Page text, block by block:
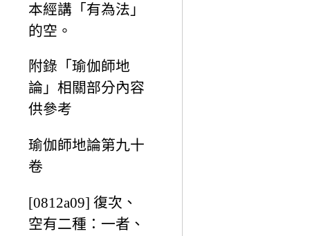
本經講「有為法」
的空。
附錄「瑜伽師地
論」相關部分內容
供參考
瑜伽師地論第九十
卷
[0812a09] 復次、
空有二種：一者、